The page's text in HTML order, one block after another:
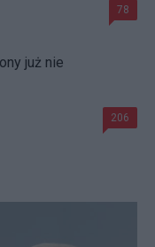
78
już nie
206